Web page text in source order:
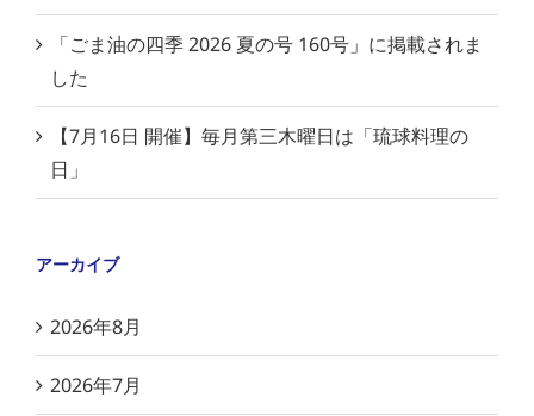
「ごま油の四季 2026 夏の号 160号」に掲載されま
した
【7月16日 開催】毎月第三木曜日は「琉球料理の
日」
アーカイブ
2026年8月
2026年7月